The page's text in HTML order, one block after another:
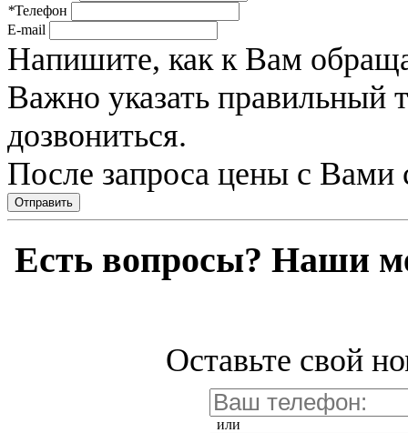
*Телефон
E-mail
Напишите, как к Вам
Важно указать
дозвониться.
После запроса цены с Вами
Отправить
Есть вопросы? Наши
Оставьте свой
или